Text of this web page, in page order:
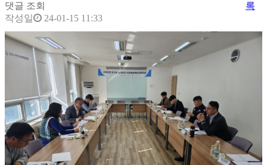
댓글 조회
작성일
24-01-15 11:33
록